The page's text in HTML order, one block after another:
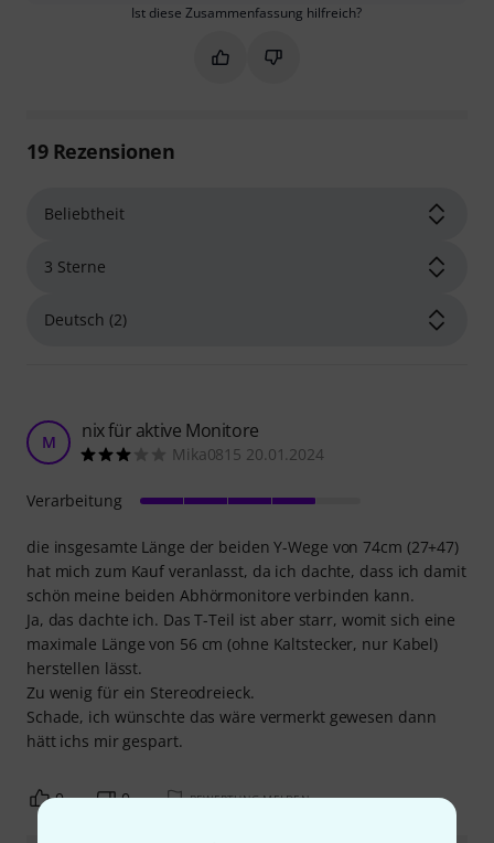
Ist diese Zusammenfassung hilfreich?
Markieren Sie diese
Markieren Sie diese
19Rezensionen
M nix für aktive Monitore
Mika0815 20.01.2024
die insgesamte Länge der beiden Y-Wege von 74cm (27+47)
hat mich zum Kauf veranlasst, da ich dachte, dass ich damit
schön meine beiden Abhörmonitore verbinden kann.
Ja, das dachte ich. Das T-Teil ist aber starr, womit sich eine
maximale Länge von 56 cm (ohne Kaltstecker, nur Kabel)
herstellen lässt.
Zu wenig für ein Stereodreieck.
Schade, ich wünschte das wäre vermerkt gewesen dann
hätt ichs mir gespart.
Verarbeitung
0 0 BEWERTUNG MELDEN